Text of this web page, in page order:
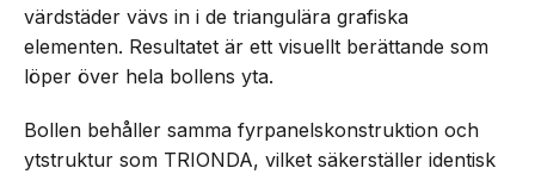
värdstäder vävs in i de triangulära grafiska
elementen. Resultatet är ett visuellt berättande som
löper över hela bollens yta.
Bollen behåller samma fyrpanelskonstruktion och
ytstruktur som TRIONDA, vilket säkerställer identisk